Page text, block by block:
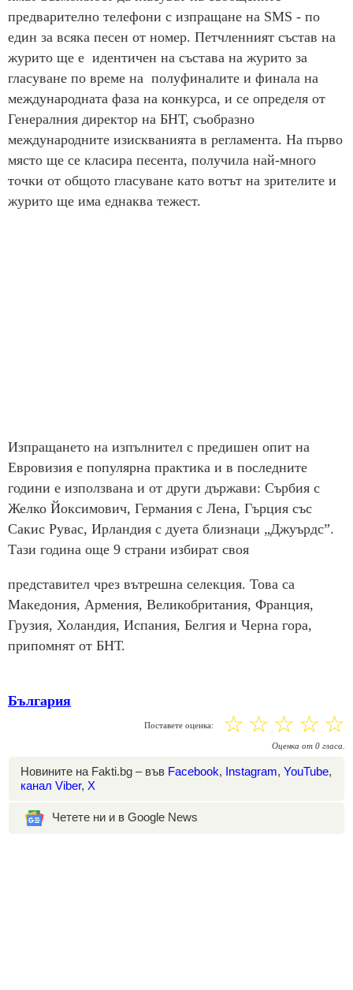
предварително телефони с изпращане на SMS - по
един за всяка песен от номер. Петчленният състав на
журито ще е идентичен на състава на журито за
гласуване по време на полуфиналите и финала на
международната фаза на конкурса, и се определя от
Генералния директор на БНТ, съобразно
международните изискванията в регламента. На първо
място ще се класира песента, получила най-много
точки от общото гласуване като вотът на зрителите и
журито ще има еднаква тежест.
Изпращането на изпълнител с предишен опит на
Евровизия е популярна практика и в последните
години е използвана и от други държави: Сърбия с
Желко Йоксимович, Германия с Лена, Гърция със
Сакис Рувас, Ирландия с дуета близнаци „Джуърдс”.
Тази година още 9 страни избират своя
представител чрез вътрешна селекция. Това са
Македония, Армения, Великобритания, Франция,
Грузия, Холандия, Испания, Белгия и Черна гора,
припомнят от БНТ.
България
Поставете оценка: ☆
☆
☆
☆
☆
Оценка от 0 гласа.
Новините на Fakti.bg – във Facebook, Instagram, YouTube,
канал Viber, X
Четете ни и в Google News